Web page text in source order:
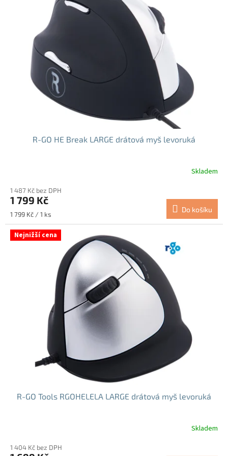
R-GO HE Break LARGE drátová myš levoruká
Skladem
1 487 Kč bez DPH
1 799 Kč
Měrná
cena:
1 799 Kč / 1 ks
Do košíku
Nejnižší cena
R-GO Tools RGOHELELA LARGE drátová myš levoruká
produktu
Skladem
1 404 Kč bez DPH